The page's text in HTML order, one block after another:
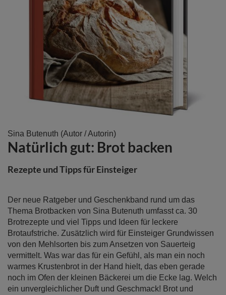
Sina Butenuth (Autor / Autorin)
Natürlich gut: Brot backen
Rezepte und Tipps für Einsteiger
Der neue Ratgeber und Geschenkband rund um das
Thema Brotbacken von Sina Butenuth umfasst ca. 30
Brotrezepte und viel Tipps und Ideen für leckere
Brotaufstriche. Zusätzlich wird für Einsteiger Grundwissen
von den Mehlsorten bis zum Ansetzen von Sauerteig
vermittelt. Was war das für ein Gefühl, als man ein noch
warmes Krustenbrot in der Hand hielt, das eben gerade
noch im Ofen der kleinen Bäckerei um die Ecke lag. Welch
ein unvergleichlicher Duft und Geschmack! Brot und
Zum
Anfang
der
Bildergalerie